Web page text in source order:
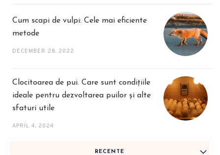
Cum scapi de vulpi: Cele mai eficiente
metode
DECEMBER 28, 2022
Clocitoarea de pui. Care sunt condițiile
ideale pentru dezvoltarea puilor și alte
sfaturi utile
APRIL 4, 2024
RECENTE